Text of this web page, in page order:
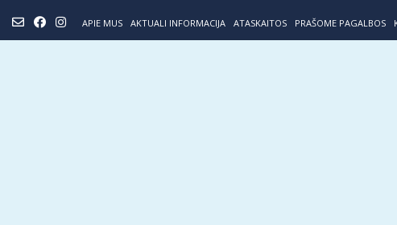
content
APIE MUS AKTUALI INFORMACIJA ATASKAITOS PRAŠOME PAGALBOS